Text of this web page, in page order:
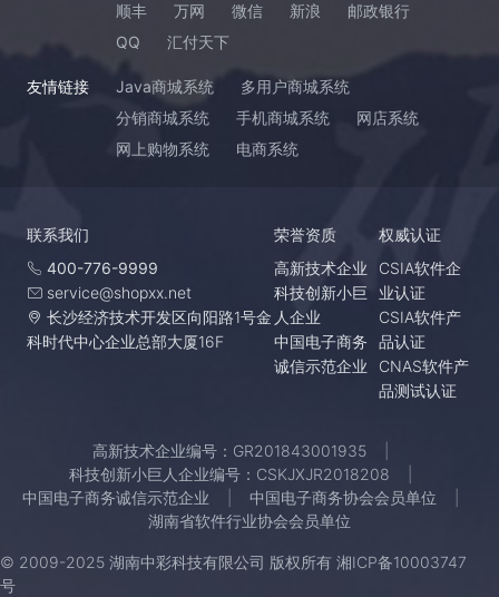
顺丰
万网 微信 新浪
邮政银行
QQ
汇付天下
友情链接 Java商城系统
多用户商城系统
分销商城系统
手机商城系统
网店系统
网上购物系统
电商系统
联系我们
400-776-9999
service@shopxx.net
长沙经济技术开发区向阳路1号金
科时代中心企业总部大厦16F
荣誉资质
高新技术企业
科技创新小巨
人企业
中国电子商务
诚信示范企业
权威认证
CSIA软件企
业认证
CSIA软件产
品认证
CNAS软件产
品测试认证
高新技术企业编号：GR201843001935
科技创新小巨人企业编号：CSKJXJR2018208
中国电子商务诚信示范企业
中国电子商务协会会员单位
湖南省软件行业协会会员单位
© 2009-2025 湖南中彩科技有限公司 版权所有 湘ICP备10003747
号